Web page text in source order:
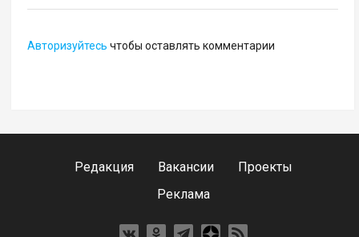
Авторизуйтесь чтобы оставлять комментарии
Редакция Вакансии
Проекты
Реклама